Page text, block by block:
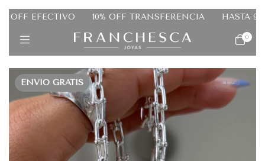
EFECTIVO 10% OFF TRANSFERENCIA HASTA 9
0
ENVÍO GRATIS 1/3